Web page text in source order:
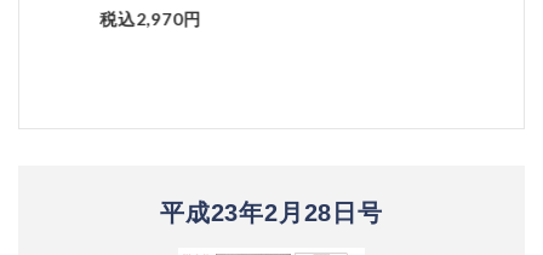
税込2,970円
平成23年2月28日号